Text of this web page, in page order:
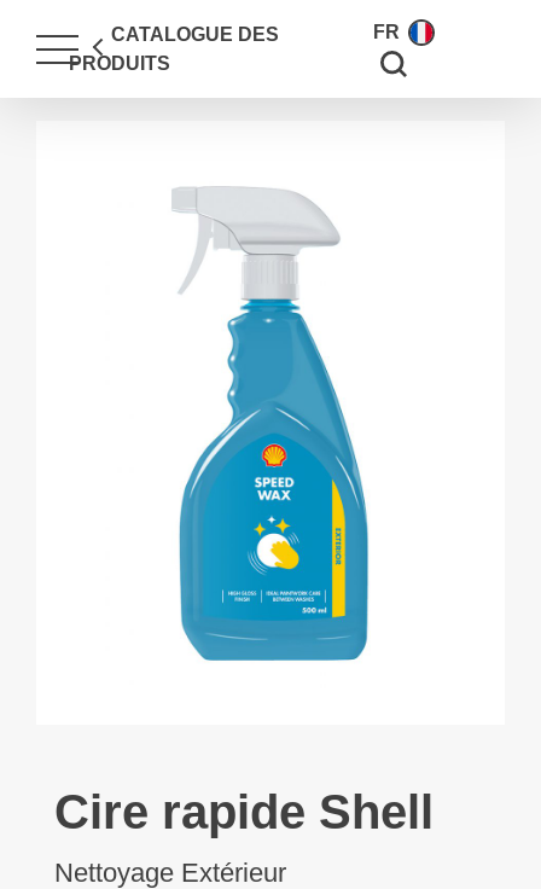
CATALOGUE DES
PRODUITS
FR
Search for:
Cire rapide Shell
Nettoyage Extérieur